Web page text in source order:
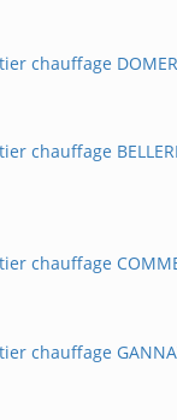
chauffage
chauffage
chauffage
chauffage